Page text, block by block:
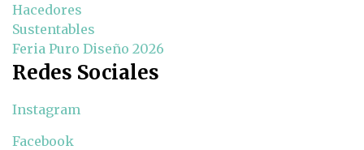
Hacedores
Sustentables
Feria Puro Diseño 2026
Redes Sociales
Instagram
Facebook